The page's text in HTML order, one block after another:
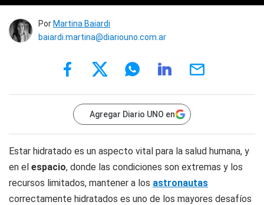
Por Martina Baiardi
baiardi.martina@diariouno.com.ar
Agregar Diario UNO en
Estar hidratado es un aspecto vital para la salud humana, y
en el espacio, donde las condiciones son extremas y los
recursos limitados, mantener a los astronautas
correctamente hidratados es uno de los mayores desafíos